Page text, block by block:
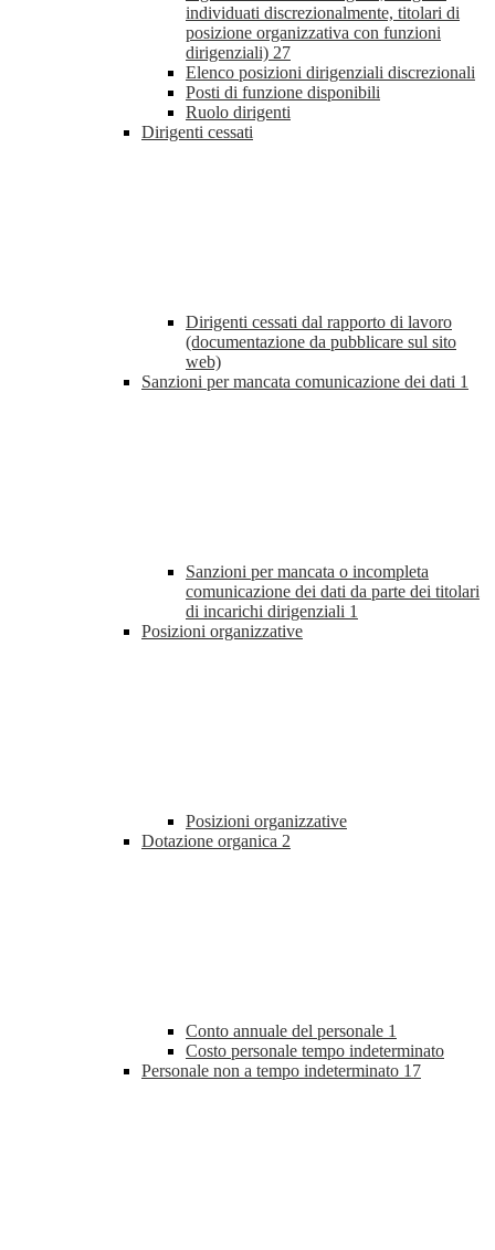
individuati discrezionalmente, titolari di
posizione organizzativa con funzioni
dirigenziali) 27
Elenco posizioni dirigenziali discrezionali
Posti di funzione disponibili
Ruolo dirigenti
Dirigenti cessati
Dirigenti cessati dal rapporto di lavoro
(documentazione da pubblicare sul sito
web)
Sanzioni per mancata comunicazione dei dati 1
Sanzioni per mancata o incompleta
comunicazione dei dati da parte dei titolari
di incarichi dirigenziali 1
Posizioni organizzative
Posizioni organizzative
Dotazione organica 2
Conto annuale del personale 1
Costo personale tempo indeterminato
Personale non a tempo indeterminato 17